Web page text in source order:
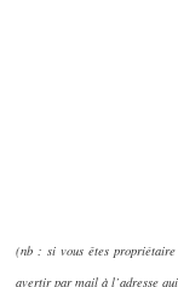
(nb : si vous êtes
avertir par mail à l’adresse